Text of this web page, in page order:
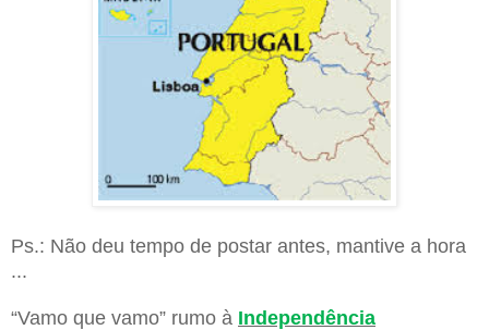
Ps.: Não deu tempo de postar antes, mantive a hora
...
“Vamo que vamo” rumo à Independência